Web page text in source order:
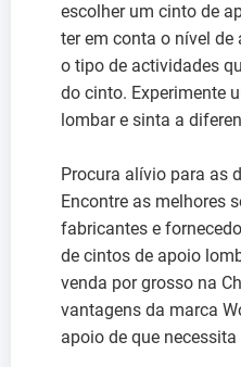
escolher um cinto de
ter em conta o nível de
o tipo de actividades
do cinto. Experimente
lombar e sinta a
Procura alívio para as
Encontre as melhores
fabricantes e
de cintos de apoio
venda por grosso na
vantagens da marca
apoio de que